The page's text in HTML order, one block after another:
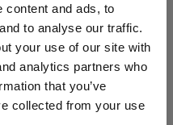
content and ads, to
to analyse our traffic.
your use of our site with
analytics partners who
that you’ve
collected from your use
Suisse (CHF).
localisation ?